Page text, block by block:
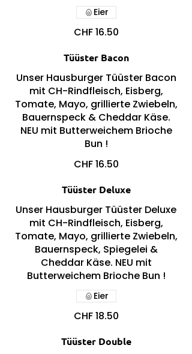
CHF 16.50
Eier
Tüüster Bacon
Unser Hausburger Tüüster Bacon
mit CH-Rindfleisch, Eisberg,
Tomate, Mayo, grillierte Zwiebeln,
Bauernspeck & Cheddar Käse.
NEU mit Butterweichem Brioche
Bun !
CHF 16.50
Tüüster Deluxe
Unser Hausburger Tüüster Deluxe
mit CH-Rindfleisch, Eisberg,
Tomate, Mayo, grillierte Zwiebeln,
Bauernspeck, Spiegelei &
Cheddar Käse. NEU mit
Butterweichem Brioche Bun !
CHF 18.50
Eier
Tüüster Double